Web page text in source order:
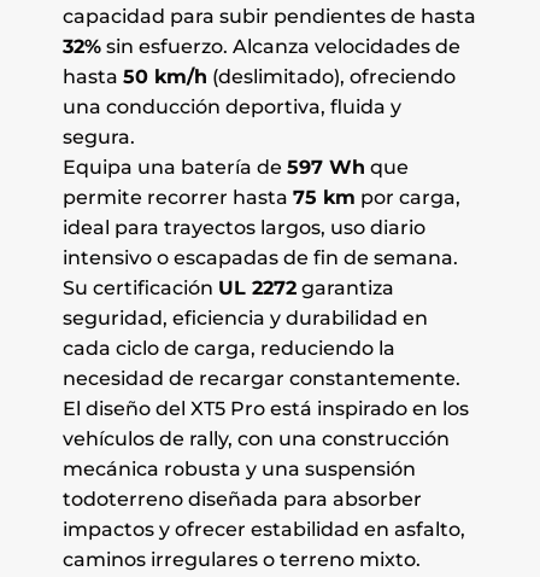
capacidad para subir pendientes de hasta
32%sin esfuerzo. Alcanza velocidades de
hasta 50 km/h (deslimitado), ofreciendo
una conducción deportiva, fluida y
segura.
Equipa una batería de 597 Wh que
permite recorrer hasta 75 km por carga,
ideal para trayectos largos, uso diario
intensivo o escapadas de fin de semana.
Su certificación UL 2272garantiza
seguridad, eficiencia y durabilidad en
cada ciclo de carga, reduciendo la
necesidad de recargar constantemente.
El diseño del XT5 Pro está inspirado en los
vehículos de rally, con una construcción
mecánica robusta y una suspensión
todoterreno diseñada para absorber
impactos y ofrecer estabilidad en asfalto,
caminos irregulares o terreno mixto.